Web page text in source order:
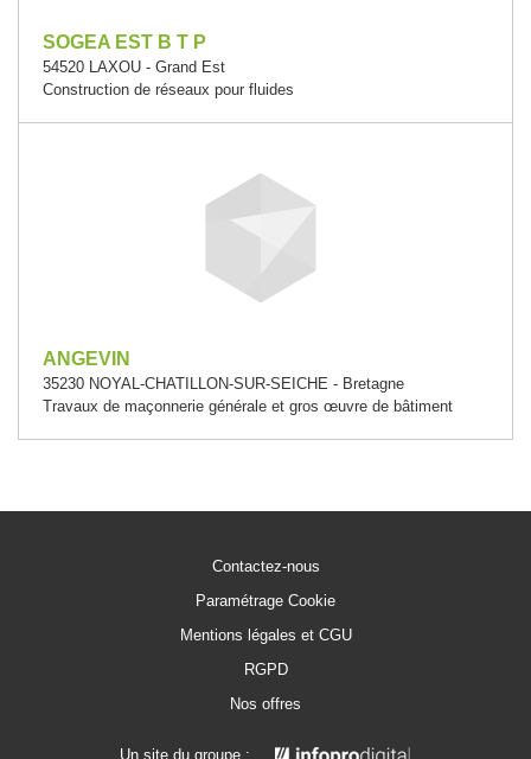
SOGEA EST B T P
54520 LAXOU - Grand Est
Construction de réseaux pour fluides
ANGEVIN
35230 NOYAL-CHATILLON-SUR-SEICHE - Bretagne
Travaux de maçonnerie générale et gros œuvre de bâtiment
Contactez-nous
Paramétrage Cookie
Mentions légales et CGU
RGPD
Nos offres
Un site du groupe :